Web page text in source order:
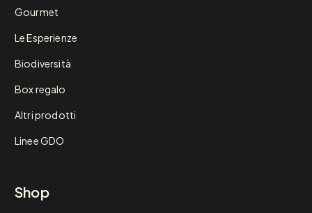
Gourmet
Le Esperienze
Biodiversità
Box regalo
Altri prodotti
Linee GDO
Shop